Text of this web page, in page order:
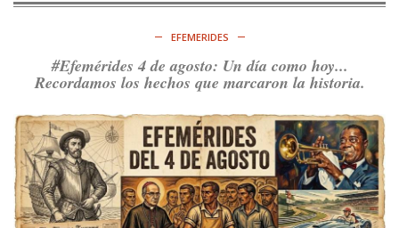
EFEMERIDES
#Efemérides 4 de agosto: Un día como hoy...
Recordamos los hechos que marcaron la historia.